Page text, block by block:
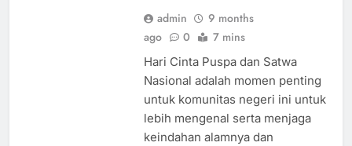
admin
9 months
ago
0 7 mins
Hari Cinta Puspa dan Satwa
Nasional adalah momen penting
untuk komunitas negeri ini untuk
lebih mengenal serta menjaga
keindahan alamnya dan